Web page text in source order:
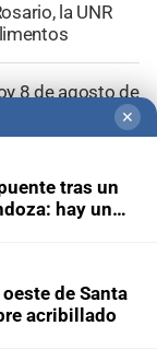
la UNR
8 de agosto de
Piscis: 08 de
✕
tras un
hay un
de Santa
acribillado